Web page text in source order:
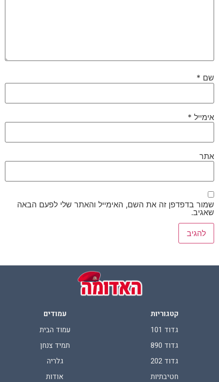
שם *
אימייל *
אתר
שמור בדפדפן זה את השם, האימייל והאתר שלי לפעם הבאה
שאגיב.
קטגוריות
גדוד 101
גדוד 890
גדוד 202
חטיבתיות
עמודים
עמוד הבית
תמיד צנחן
גלריה
אודות